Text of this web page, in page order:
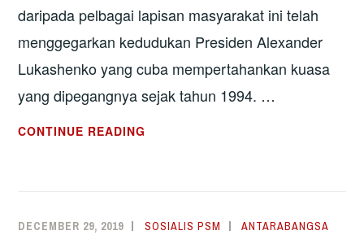
daripada pelbagai lapisan masyarakat ini telah
menggegarkan kedudukan Presiden Alexander
Lukashenko yang cuba mempertahankan kuasa
yang dipegangnya sejak tahun 1994. …
CONTINUE READING
DECEMBER 29, 2019 SOSIALIS PSM ANTARABANGSA